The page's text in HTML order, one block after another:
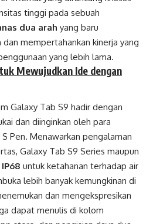
tinggi pada sebuah
dua arah yang baru
mempertahankan kinerja yang
yang lebih lama.
Mewujudkan Ide dengan
Galaxy Tab S9 hadir dengan
dan diinginkan oleh para
Pen. Menawarkan pengalaman
Galaxy Tab S9 Series maupun
IP68 untuk ketahanan terhadap air
lebih banyak kemungkinan di
dan mengekspresikan
dapat menulis di kolom